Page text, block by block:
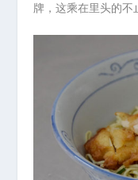
牌，这乘在里头的不